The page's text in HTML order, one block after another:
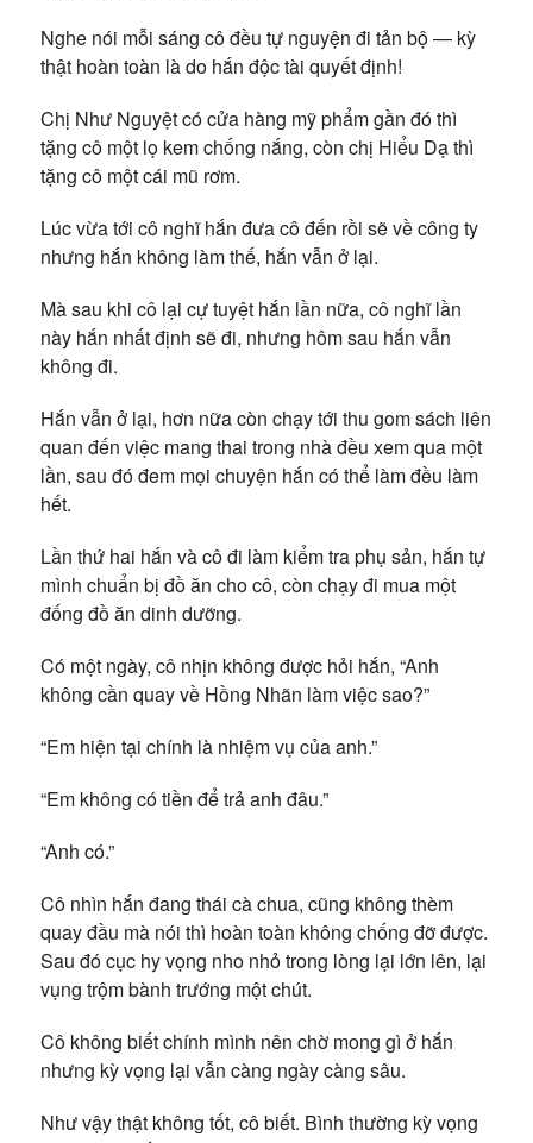
Nghe nói mỗi sáng cô đều tự nguyện đi tản bộ — kỳ
thật hoàn toàn là do hắn độc tài quyết định!
Chị Như Nguyệt có cửa hàng mỹ phẩm gần đó thì
tặng cô một lọ kem chống nắng, còn chị Hiểu Dạ thì
tặng cô một cái mũ rơm.
Lúc vừa tới cô nghĩ hắn đưa cô đến rồi sẽ về công ty
nhưng hắn không làm thế, hắn vẫn ở lại.
Mà sau khi cô lại cự tuyệt hắn lần nữa, cô nghĩ lần
này hắn nhất định sẽ đi, nhưng hôm sau hắn vẫn
không đi.
Hắn vẫn ở lại, hơn nữa còn chạy tới thu gom sách liên
quan đến việc mang thai trong nhà đều xem qua một
lần, sau đó đem mọi chuyện hắn có thể làm đều làm
hết.
Lần thứ hai hắn và cô đi làm kiểm tra phụ sản, hắn tự
mình chuẩn bị đồ ăn cho cô, còn chạy đi mua một
đống đồ ăn dinh dưỡng.
Có một ngày, cô nhịn không được hỏi hắn, “Anh
không cần quay về Hồng Nhãn làm việc sao?”
“Em hiện tại chính là nhiệm vụ của anh.”
“Em không có tiền để trả anh đâu.”
“Anh có.”
Cô nhìn hắn đang thái cà chua, cũng không thèm
quay đầu mà nói thì hoàn toàn không chống đỡ được.
Sau đó cục hy vọng nho nhỏ trong lòng lại lớn lên, lại
vụng trộm bành trướng một chút.
Cô không biết chính mình nên chờ mong gì ở hắn
nhưng kỳ vọng lại vẫn càng ngày càng sâu.
Như vậy thật không tốt, cô biết. Bình thường kỳ vọng